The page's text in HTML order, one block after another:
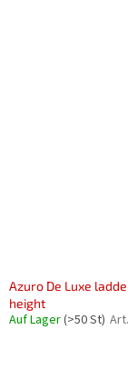
Azuro De Luxe
height
Auf Lager(>50 St)